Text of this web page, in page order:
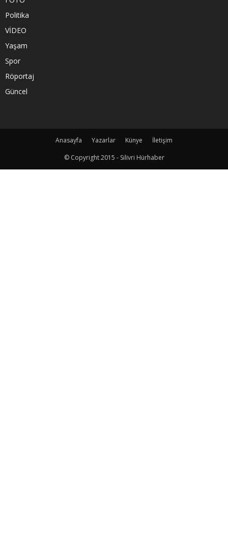
Politika
VİDEO
Yaşam
Spor
Röportaj
Güncel
Anasayfa Yazarlar Künye
İletişim
© Copyright 2015 - Silivri Hürhaber